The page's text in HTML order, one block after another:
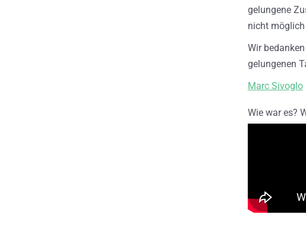
gelungene
nicht möglich
Wir
gelungenen
Marc Sivoglo
Wie war es?